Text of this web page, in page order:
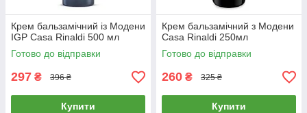
Крем бальзамічний із Модени
IGP Casa Rinaldi 500 мл
Готово до відправки
297 ₴ 396 ₴
Купити
Крем бальзамічний з Модени
Casa Rinaldi 250мл
Готово до відправки
260 ₴ 325 ₴
Купити